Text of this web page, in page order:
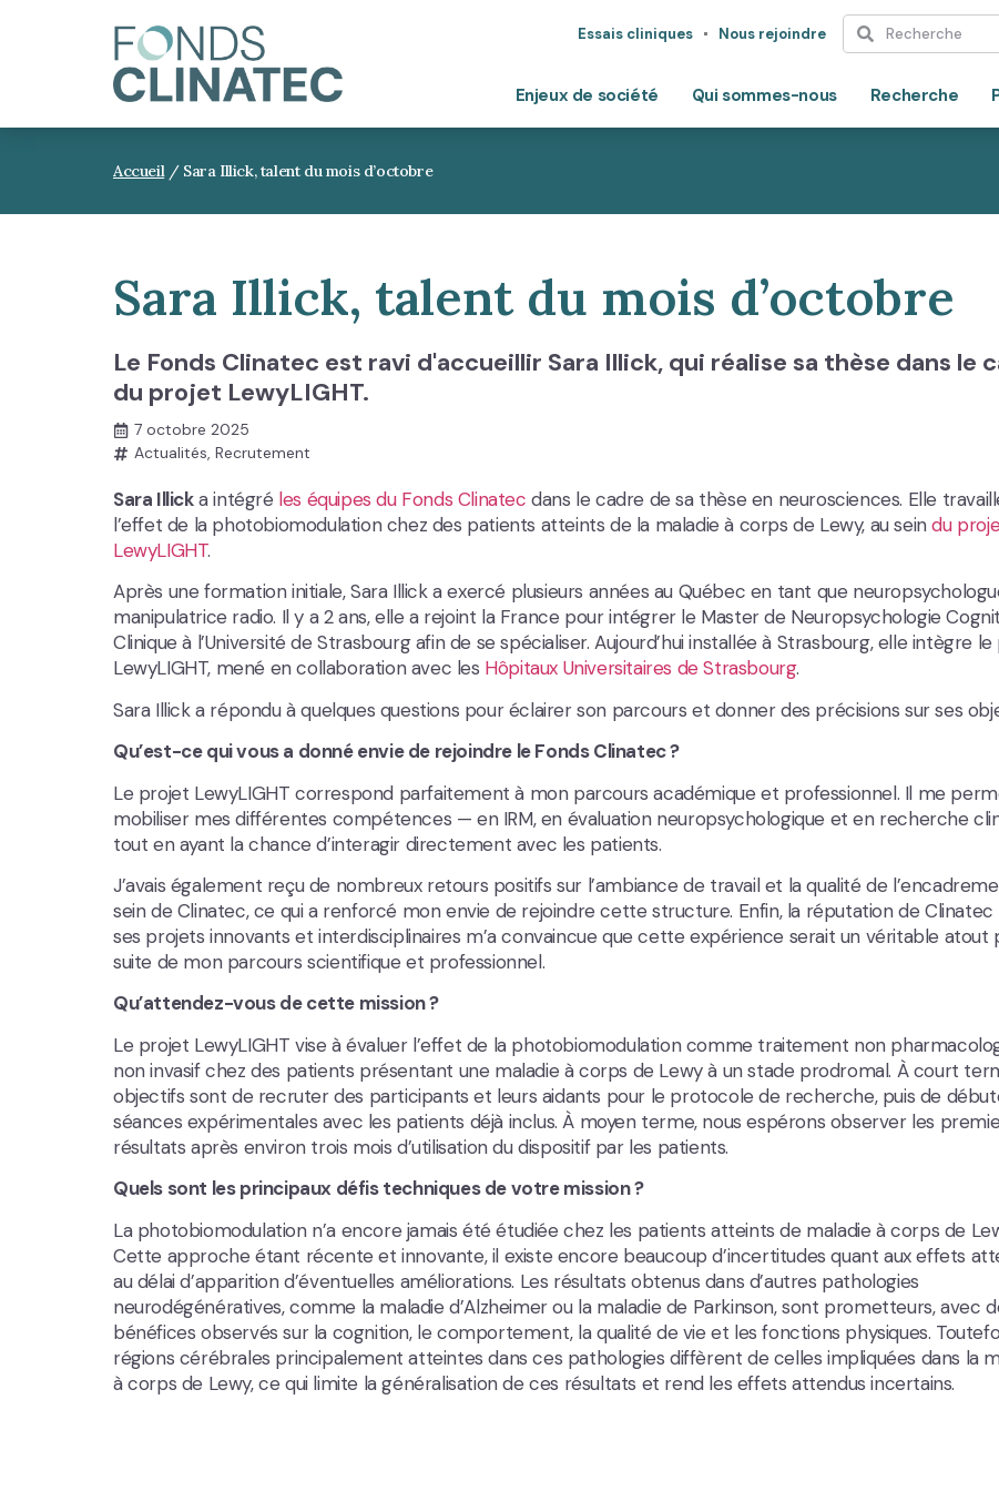
Essais cliniques Nous rejoindre
Enjeux de société Qui sommes-nous Recherche
Accueil / Sara Illick, talent du mois d’octobre
Sara Illick, talent du mois d’octobre
Le Fonds Clinatec est ravi d'accueillir Sara Illick, qui réalise sa thèse dans le
du projet LewyLIGHT.
7 octobre 2025
Actualités, Recrutement
Sara Illicka intégré les équipes du Fonds Clinatec dans le cadre de sa thèse en neurosciences. Elle
l’effet de la photobiomodulation chez des patients atteints de la maladie à corps de Lewy, au seindu
LewyLIGHT.
Après une formation initiale, Sara Illick a exercé plusieurs années au Québec en tant que
manipulatrice radio. Il y a 2 ans, elle a rejoint la France pour intégrer le Master de Neuropsychologie
Clinique à l’Université de Strasbourg afin de se spécialiser. Aujourd’hui installée à Strasbourg, elle intègre
LewyLIGHT, mené en collaboration avec les Hôpitaux Universitaires de Strasbourg.
Sara Illick a répondu à quelques questions pour éclairer son parcours et donner des précisions sur ses
Qu’est-ce qui vous a donné envie de rejoindre le Fonds Clinatec ?
Le projet LewyLIGHT correspond parfaitement à mon parcours académique et professionnel. Il me
mobiliser mes différentes compétences — en IRM, en évaluation neuropsychologique et en recherche
tout en ayant la chance d’interagir directement avec les patients.
J’avais également reçu de nombreux retours positifs sur l’ambiance de travail et la qualité de
sein de Clinatec, ce qui a renforcé mon envie de rejoindre cette structure. Enfin, la réputation de
ses projets innovants et interdisciplinaires m’a convaincue que cette expérience serait un véritable atout
suite de mon parcours scientifique et professionnel.
Qu’attendez-vous de cette mission ?
Le projet LewyLIGHT vise à évaluer l’effet de la photobiomodulation comme traitement non
non invasif chez des patients présentant une maladie à corps de Lewy à un stade prodromal. À court
objectifs sont de recruter des participants et leurs aidants pour le protocole de recherche, puis de
séances expérimentales avec les patients déjà inclus. À moyen terme, nous espérons observer les
résultats après environ trois mois d’utilisation du dispositif par les patients.
Quels sont les principaux défis techniques de votre mission ?
La photobiomodulation n’a encore jamais été étudiée chez les patients atteints de maladie à corps de
Cette approche étant récente et innovante, il existe encore beaucoup d’incertitudes quant aux effets
au délai d’apparition d’éventuelles améliorations. Les résultats obtenus dans d’autres pathologies
neurodégénératives, comme la maladie d’Alzheimer ou la maladie de Parkinson, sont prometteurs, avec
bénéfices observés sur la cognition, le comportement, la qualité de vie et les fonctions physiques.
régions cérébrales principalement atteintes dans ces pathologies diffèrent de celles impliquées dans la
à corps de Lewy, ce qui limite la généralisation de ces résultats et rend les effets attendus incertains.